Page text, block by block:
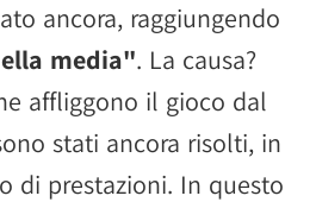
ancora, raggiungendo
media". La causa?
affliggono il gioco dal
stati ancora risolti, in
di prestazioni. In questo